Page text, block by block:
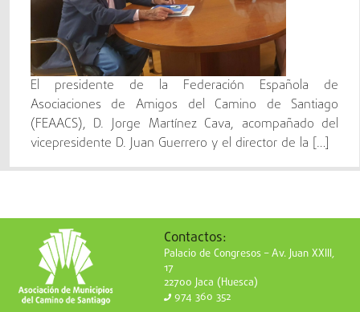
El presidente de la Federación Española de
Asociaciones de Amigos del Camino de Santiago
(FEAACS), D. Jorge Martínez Cava, acompañado del
vicepresidente D. Juan Guerrero y el director de la […]
Contactos:
Palacio de Congresos – Av. Juan XXIII,
17
22700 Jaca (Huesca)
974 360 352